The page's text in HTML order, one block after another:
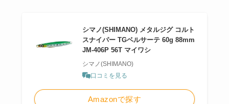
シマノ(SHIMANO) メタルジグ コルト
スナイパー TGベルサーテ 60g 88mm
JM-406P 56T マイワシ
シマノ(SHIMANO)
口コミを見る
Amazonで探す